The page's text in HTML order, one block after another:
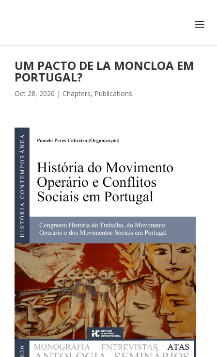
UM PACTO DE LA MONCLOA EM
PORTUGAL?
Oct 28, 2020 | Chapters, Publications